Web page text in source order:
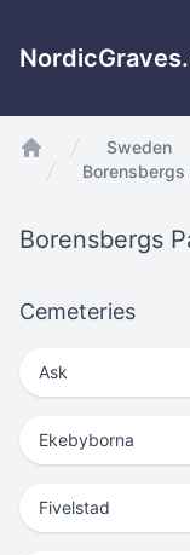
app.Start
Sweden
Borensbergs
Cemeteries
Ask
Ekebyborna
Fivelstad